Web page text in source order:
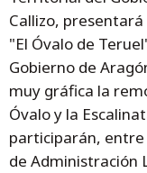
Callizo,
"El Óvalo de
Gobierno de
muy gráfica la
Óvalo y la
participarán,
de Administración